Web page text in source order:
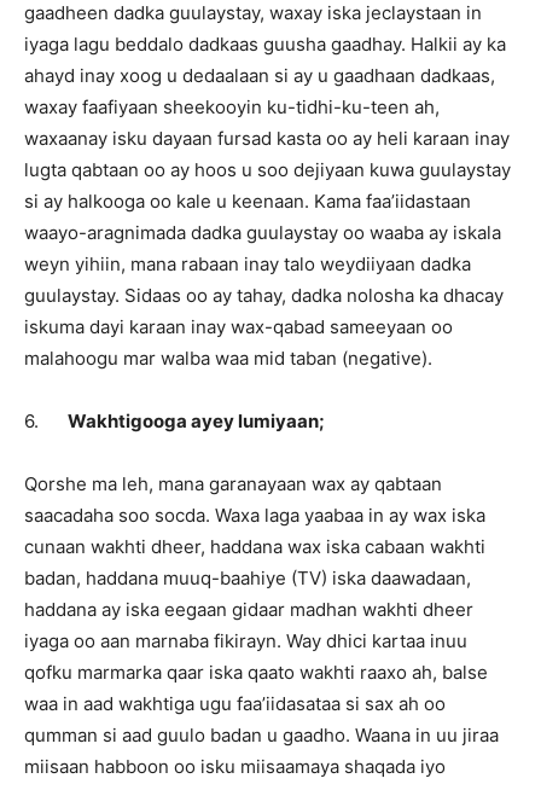
gaadheen dadka guulaystay, waxay iska jeclaystaan in
iyaga lagu beddalo dadkaas guusha gaadhay. Halkii ay ka
ahayd inay xoog u dedaalaan si ay u gaadhaan dadkaas,
waxay faafiyaan sheekooyin ku-tidhi-ku-teen ah,
waxaanay isku dayaan fursad kasta oo ay heli karaan inay
lugta qabtaan oo ay hoos u soo dejiyaan kuwa guulaystay
si ay halkooga oo kale u keenaan. Kama faa’iidastaan
waayo-aragnimada dadka guulaystay oo waaba ay iskala
weyn yihiin, mana rabaan inay talo weydiiyaan dadka
guulaystay. Sidaas oo ay tahay, dadka nolosha ka dhacay
iskuma dayi karaan inay wax-qabad sameeyaan oo
malahoogu mar walba waa mid taban (negative).
6. Wakhtigooga ayey lumiyaan;
Qorshe ma leh, mana garanayaan wax ay qabtaan
saacadaha soo socda. Waxa laga yaabaa in ay wax iska
cunaan wakhti dheer, haddana wax iska cabaan wakhti
badan, haddana muuq-baahiye (TV) iska daawadaan,
haddana ay iska eegaan gidaar madhan wakhti dheer
iyaga oo aan marnaba fikirayn. Way dhici kartaa inuu
qofku marmarka qaar iska qaato wakhti raaxo ah, balse
waa in aad wakhtiga ugu faa’iidasataa si sax ah oo
qumman si aad guulo badan u gaadho. Waana in uu jiraa
miisaan habboon oo isku miisaamaya shaqada iyo